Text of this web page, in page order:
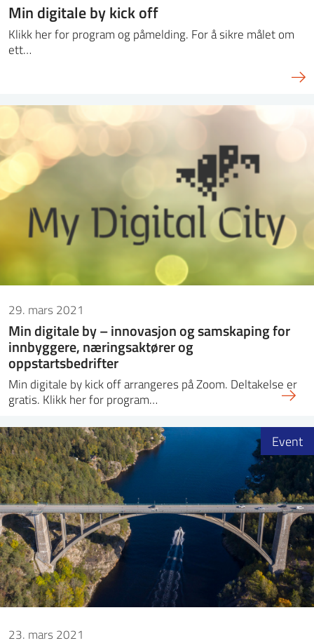
Min digitale by kick off
Klikk her for program og påmelding. For å sikre målet om
ett…
29. mars 2021
Min digitale by – innovasjon og samskaping for
innbyggere, næringsaktører og
oppstartsbedrifter
Min digitale by kick off arrangeres på Zoom. Deltakelse er
gratis. Klikk her for program…
23. mars 2021
Event